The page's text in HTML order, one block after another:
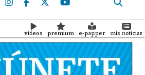
videos premium e-papper mis noticias